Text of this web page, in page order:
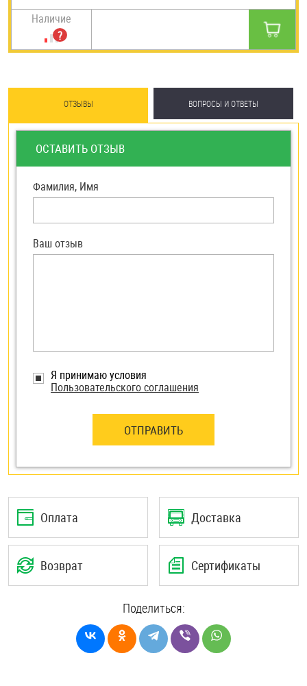
Наличие
ОТЗЫВЫ ВОПРОСЫ И ОТВЕТЫ
ОСТАВИТЬ ОТЗЫВ
Фамилия, Имя
Я принимаю условия
Пользовательского соглашения
ОТПРАВИТЬ
Ваш отзыв
Оплата Доставка
Возврат Сертификаты
Поделиться: